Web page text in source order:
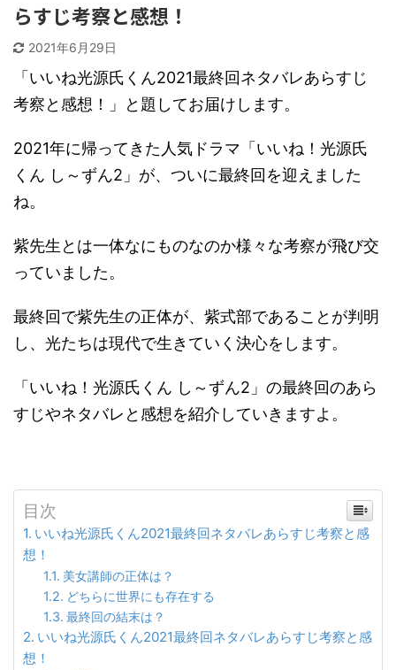
らすじ考察と感想！
2021年6月29日
「いいね光源氏くん2021最終回ネタバレあらすじ
考察と感想！」と題してお届けします。
2021年に帰ってきた人気ドラマ「いいね！光源氏
くん し～ずん2」が、ついに最終回を迎えました
ね。
紫先生とは一体なにものなのか様々な考察が飛び交
っていました。
最終回で紫先生の正体が、紫式部であることが判明
し、光たちは現代で生きていく決心をします。
「いいね！光源氏くん し～ずん2」の最終回のあら
すじやネタバレと感想を紹介していきますよ。
目次
いいね光源氏くん2021最終回ネタバレあらすじ考察と感
想！
美女講師の正体は？
どちらに世界にも存在する
最終回の結末は？
いいね光源氏くん2021最終回ネタバレあらすじ考察と感
想！